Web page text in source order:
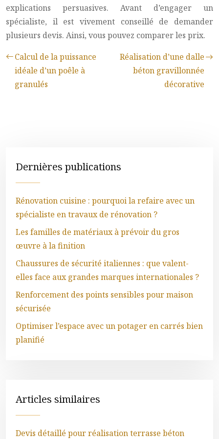
explications persuasives. Avant d’engager un
spécialiste, il est vivement conseillé de demander
plusieurs devis. Ainsi, vous pouvez comparer les prix.
Calcul de la puissance
idéale d’un poêle à
granulés
Réalisation d’une dalle
béton gravillonnée
décorative
Dernières publications
Rénovation cuisine : pourquoi la refaire avec un
spécialiste en travaux de rénovation ?
Les familles de matériaux à prévoir du gros
œuvre à la finition
Chaussures de sécurité italiennes : que valent-
elles face aux grandes marques internationales ?
Renforcement des points sensibles pour maison
sécurisée
Optimiser l’espace avec un potager en carrés bien
planifié
Articles similaires
Devis détaillé pour réalisation terrasse béton